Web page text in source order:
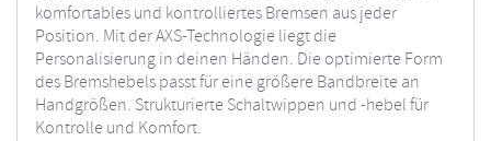
komfortables und kontrolliertes Bremsen aus jeder
Position. Mit der AXS-Technologie liegt die
Personalisierung in deinen Händen. Die optimierte Form
des Bremshebels passt für eine größere Bandbreite an
Handgrößen. Strukturierte Schaltwippen und -hebel für
Kontrolle und Komfort.